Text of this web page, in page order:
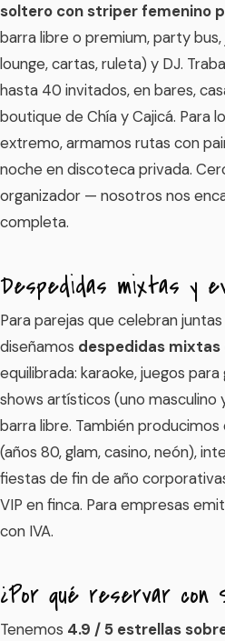
soltero con striper femenino
barra libre o premium, party
lounge, cartas, ruleta) y DJ.
hasta 40 invitados, en bares,
boutique de Chía y Cajicá. Para
extremo, armamos rutas con
noche en discoteca privada.
organizador — nosotros nos
completa.
Despedidas mixtas y
Para parejas que celebran
diseñamos despedidas mixtas
equilibrada: karaoke, juegos
shows artísticos (uno masculino
barra libre. También
(años 80, glam, casino, neón),
fiestas de fin de año
VIP en finca. Para empresas
con IVA.
¿Por qué reservar con
Tenemos 4.9 / 5 estrellas